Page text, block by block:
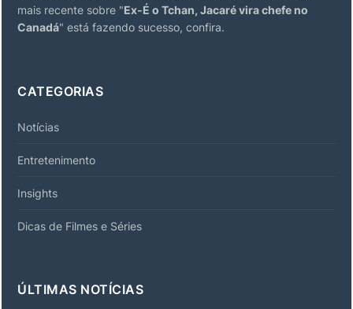
mais recente sobre "Ex-É o Tchan, Jacaré vira chefe no
Canadá" está fazendo sucesso, confira.
CATEGORIAS
Notícias
Entretenimento
Insights
Dicas de Filmes e Séries
ÚLTIMAS NOTÍCIAS